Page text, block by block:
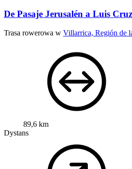
De Pasaje Jerusalén a Luis
Trasa rowerowa w Villarrica, Región de
89,6 km
Dystans